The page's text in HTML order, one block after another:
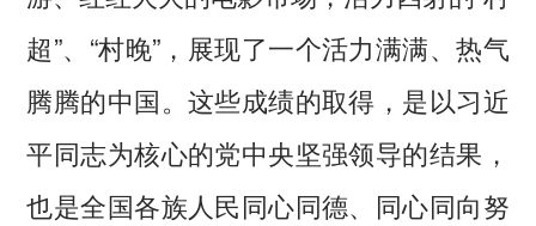
超”、“村晚”，展现了一个活力满满、热气
腾腾的中国。这些成绩的取得，是以习近
平同志为核心的党中央坚强领导的结果，
也是全国各族人民同心同德、同心同向努